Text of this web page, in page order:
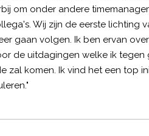
om onder andere
Wij zijn de eerste lichting
gaan volgen. Ik ben ervan
de uitdagingen welke ik
komen. Ik vind het een top